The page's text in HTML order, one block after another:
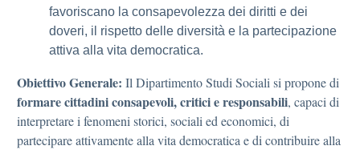
favoriscano la consapevolezza dei diritti e dei
doveri, il rispetto delle diversità e la partecipazione
attiva alla vita democratica.
Obiettivo Generale: Il Dipartimento Studi Sociali si propone di
formare cittadini consapevoli, critici e responsabili, capaci di
interpretare i fenomeni storici, sociali ed economici, di
partecipare attivamente alla vita democratica e di contribuire alla